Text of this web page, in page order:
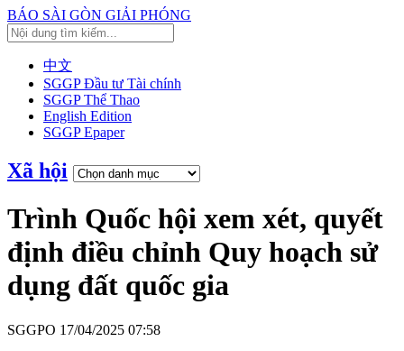
BÁO SÀI GÒN GIẢI PHÓNG
中文
SGGP Đầu tư Tài chính
SGGP Thể Thao
English Edition
SGGP Epaper
Xã hội
Trình Quốc hội xem xét, quyết
định điều chỉnh Quy hoạch sử
dụng đất quốc gia
SGGPO 17/04/2025 07:58